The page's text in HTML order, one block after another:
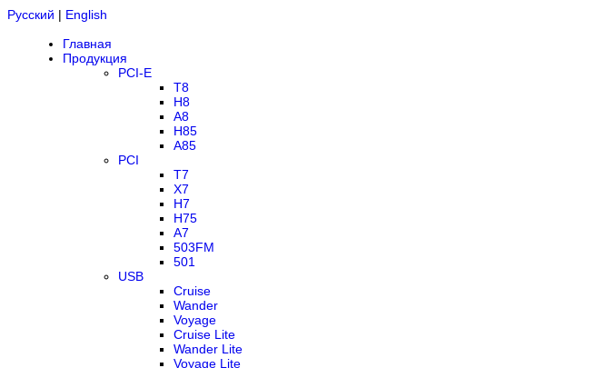
Русский | English
Главная
Продукция
PCI-E
T8
H8
A8
H85
A85
PCI
T7
X7
H7
H75
A7
503FM
501
USB
Cruise
Wander
Voyage
Cruise Lite
Wander Lite
Voyage Lite